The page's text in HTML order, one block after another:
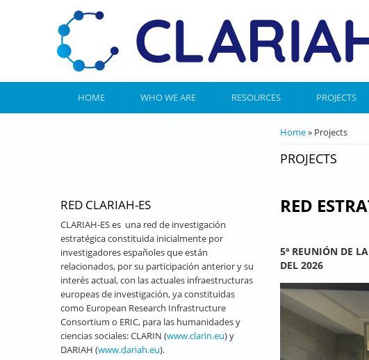
HOME WHO WE ARE RESOURCES PROJECTS
YOU ARE HERE
Home» Projects
PROJECTS
RED
5ª REUNIÓN DE
DEL 2026
RED CLARIAH-ES
CLARIAH-ES es una red de investigación
estratégica constituida inicialmente por
investigadores españoles que están
relacionados, por su participación anterior y su
interés actual, con las actuales infraestructuras
europeas de investigación, ya constituidas
como European Research Infrastructure
Consortium o ERIC, para las humanidades y
ciencias sociales: CLARIN (www.clarin.eu) y
DARIAH (www.dariah.eu).